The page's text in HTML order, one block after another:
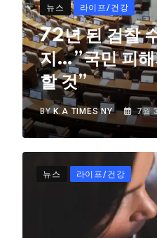
뉴스 라이프/건강
72년 된 검찰
지…”국민 피해
할 것”
BYK.A TIMES NY 7월
뉴스 라이프/건강